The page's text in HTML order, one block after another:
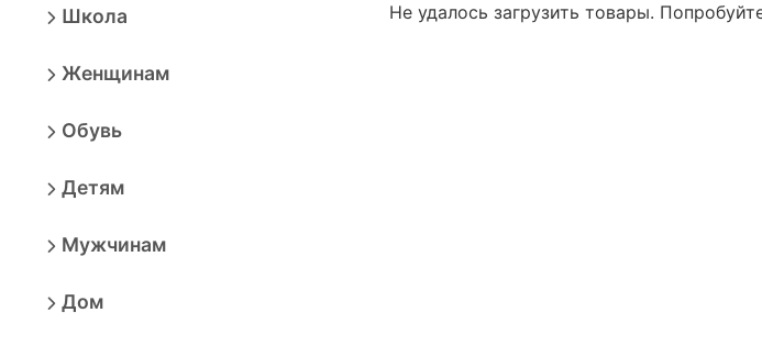
Школа
Женщинам
Обувь
Детям
Мужчинам
Дом
Не удалось загрузить товары.